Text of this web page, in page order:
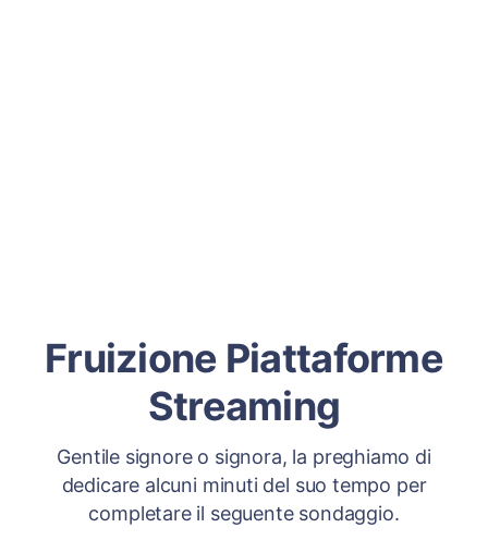
Fruizione Piattaforme
Streaming
Gentile signore o signora, la preghiamo di
dedicare alcuni minuti del suo tempo per
completare il seguente sondaggio.